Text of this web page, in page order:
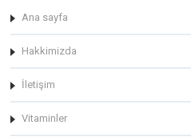
Ana sayfa
Hakkimizda
İletişim
Vitaminler